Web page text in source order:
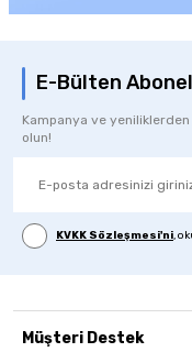
E-Bülten
Kampanya ve
olun!
KVKK Sözleşmesi'ni,
Müşteri Destek